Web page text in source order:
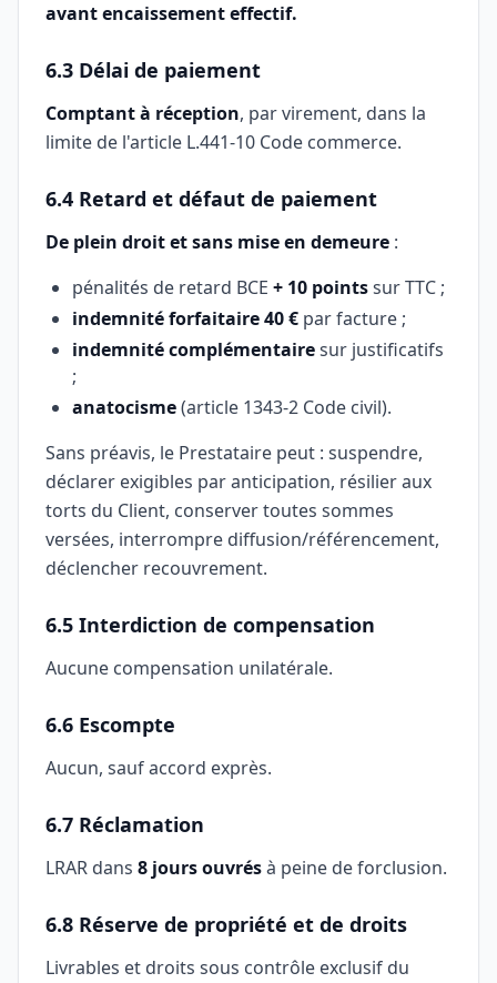
avant encaissement effectif.
6.3 Délai de paiement
Comptant à réception, par virement, dans la
limite de l'article L.441-10 Code commerce.
6.4 Retard et défaut de paiement
De plein droit et sans mise en demeure :
pénalités de retard BCE + 10 pointssur TTC ;
indemnité forfaitaire 40 € par facture ;
indemnité complémentairesur justificatifs
;
anatocisme(article 1343-2 Code civil).
Sans préavis, le Prestataire peut : suspendre,
déclarer exigibles par anticipation, résilier aux
torts du Client, conserver toutes sommes
versées, interrompre diffusion/référencement,
déclencher recouvrement.
6.5 Interdiction de compensation
Aucune compensation unilatérale.
6.6 Escompte
Aucun, sauf accord exprès.
6.7 Réclamation
LRAR dans 8 jours ouvrésà peine de forclusion.
6.8 Réserve de propriété et de droits
Livrables et droits sous contrôle exclusif du